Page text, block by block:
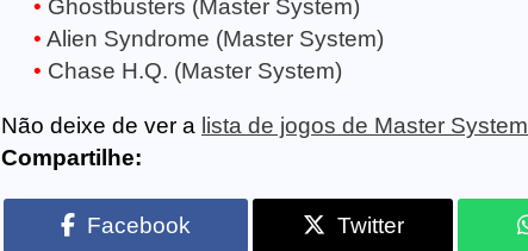
Ghostbusters (Master System)
Alien Syndrome (Master System)
Chase H.Q. (Master System)
Não deixe de ver a lista de jogos de Master System
Compartilhe:
Facebook Twitter